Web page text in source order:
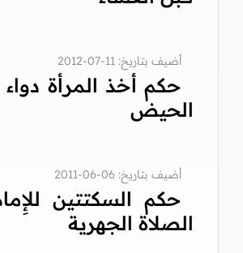
أضيف بتاريخ: 11-07-2012
حكم أخذ المرأة دواء
الحيض
أضيف بتاريخ: 06-06-2011
حكم السكتتين
الصلاة الجهرية